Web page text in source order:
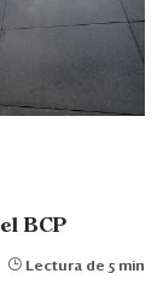
BCP
Lectura de 5 min